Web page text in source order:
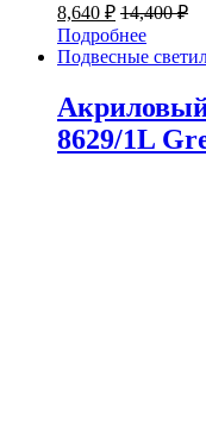
8,640 ₽ 14,400₽
Подробнее
Подвесные
8629/1L